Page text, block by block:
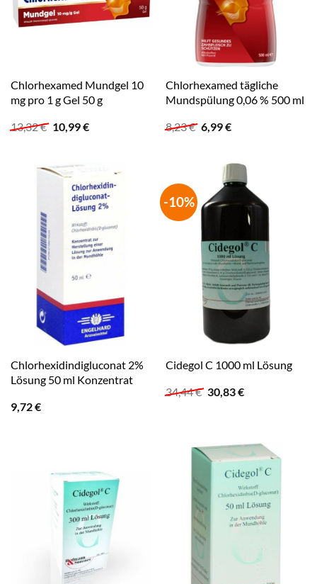
Chlorhexamed Mundgel 10
mg pro 1 g Gel 50 g
13,32€ Ursprünglicher
Preis
10,99€Aktueller
Chlorhexamed tägliche
Mundspülung 0,06 % 500 ml
8,23€ Ursprünglicher
Preis
6,99€Aktueller
6,99 €.
Chlorhexidindigluconat 2%
Lösung 50 ml Konzentrat
9,72€
-10%
Cidegol C 1000 ml Lösung
34,44€ Ursprünglicher
Preis
30,83€Aktueller